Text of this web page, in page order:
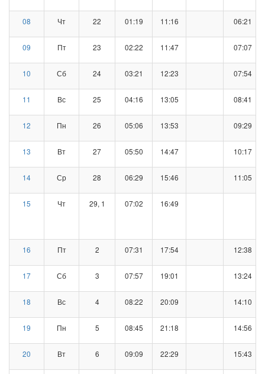
08 Чт 22 01:19 11:16 06:21
09 Пт 23 02:22 11:47 07:07
10 Сб 24 03:21 12:23 07:54
11 Вс 25 04:16 13:05 08:41
12 Пн 26 05:06 13:53 09:29
13 Вт 27 05:50 14:47 10:17
14 Ср 28 06:29 15:46 11:05
15 Чт 29, 1 07:02 16:49
16 Пт 2 07:31 17:54 12:38
17 Сб 3 07:57 19:01 13:24
18 Вс 4 08:22 20:09 14:10
19 Пн 5 08:45 21:18 14:56
20 Вт 6 09:09 22:29 15:43